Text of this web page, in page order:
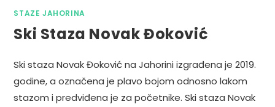
STAZE JAHORINA
Ski Staza Novak Đoković
Ski staza Novak Đoković na Jahorini izgrađena je 2019.
godine, a označena je plavo bojom odnosno lakom
stazom i predviđena je za početnike. Ski staza Novak